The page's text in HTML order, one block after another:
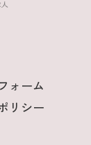
ォーム
リシー